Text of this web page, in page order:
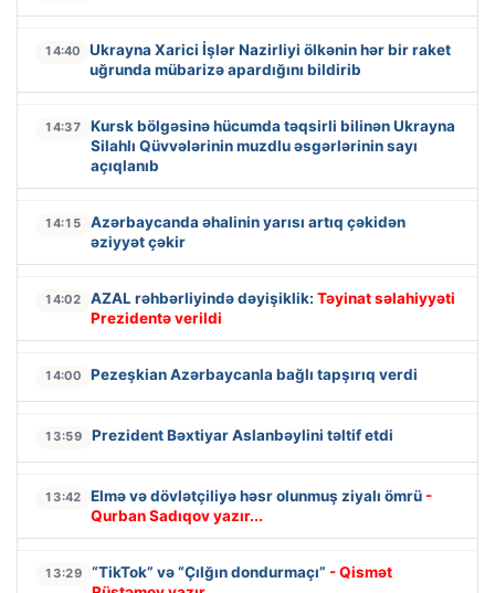
14:40
Ukrayna Xarici İşlər Nazirliyi ölkənin hər bir raket
uğrunda mübarizə apardığını bildirib
14:37
Kursk bölgəsinə hücumda təqsirli bilinən Ukrayna
Silahlı Qüvvələrinin muzdlu əsgərlərinin sayı
açıqlanıb
14:15
Azərbaycanda əhalinin yarısı artıq çəkidən
əziyyət çəkir
14:02 AZAL rəhbərliyində dəyişiklik: Təyinat səlahiyyəti
Prezidentə verildi
14:00 Pezeşkian Azərbaycanla bağlı tapşırıq verdi
13:59 Prezident Bəxtiyar Aslanbəylini təltif etdi
13:42 Elmə və dövlətçiliyə həsr olunmuş ziyalı ömrü -
Qurban Sadıqov yazır...
13:29 “TikTok” və “Çılğın dondurmaçı” - Qismət